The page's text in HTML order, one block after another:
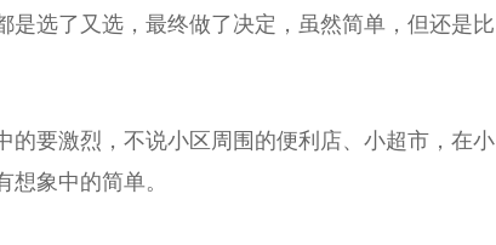
是选了又选，最终做了决定，虽然简单，但还是比
的要激烈，不说小区周围的便利店、小超市，在小
象中的简单。